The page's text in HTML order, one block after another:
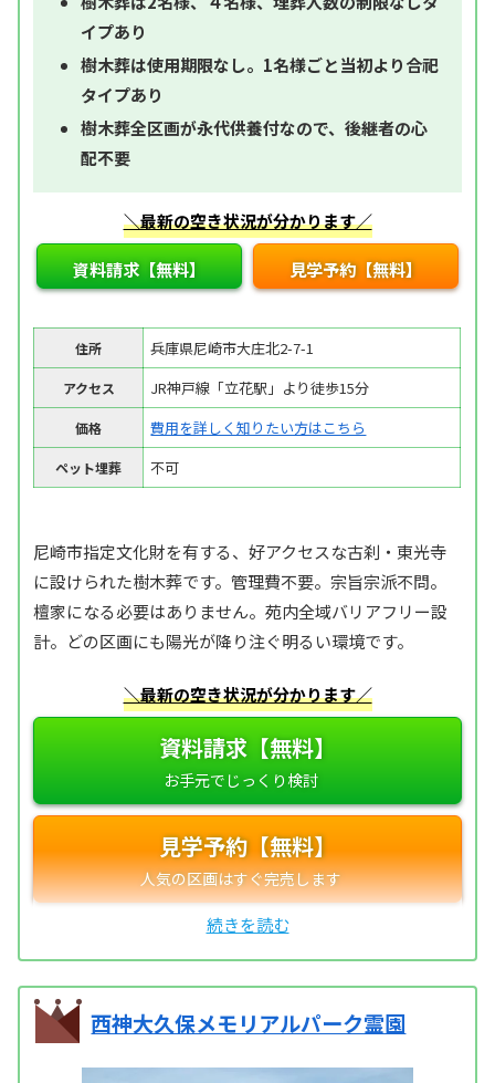
イプあり
樹木葬は使用期限なし。1名様ごと当初より合祀
タイプあり
樹木葬全区画が永代供養付なので、後継者の心
配不要
＼最新の空き状況が分かります／
資料請求【無料】 見学予約【無料】
住所 兵庫県尼崎市大庄北2-7-1
アクセス JR神戸線「立花駅」より徒歩15分
価格 費用を詳しく知りたい方はこちら
ペット埋葬 不可
尼崎市指定文化財を有する、好アクセスな古刹・東光寺
に設けられた樹木葬です。管理費不要。宗旨宗派不問。
檀家になる必要はありません。苑内全域バリアフリー設
計。どの区画にも陽光が降り注ぐ明るい環境です。
＼最新の空き状況が分かります／
資料請求【無料】
見学予約【無料】
西神大久保メモリアルパーク霊園